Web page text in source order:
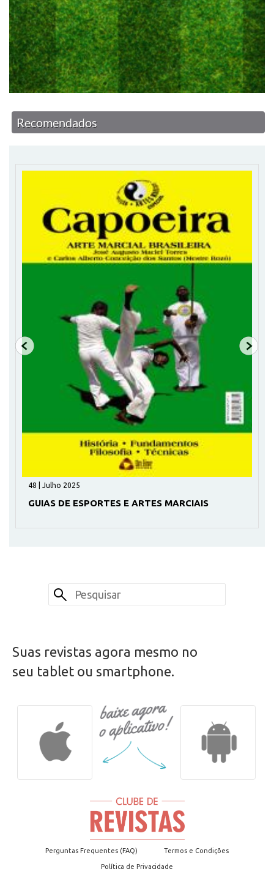
Recomendados
48 | Julho 2025
GUIAS DE ESPORTES E ARTES MARCIAIS
Suas revistas agora mesmo no
seu tablet ou smartphone.
Perguntas Frequentes (FAQ) Termos e Condições
Política de Privacidade